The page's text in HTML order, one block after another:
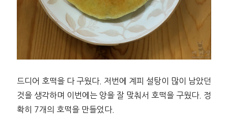
드디어 호떡을 다 구웠다. 저번에 계피 설탕이 많이 남았던
것을 생각하며 이번에는 양을 잘 맞춰서 호떡을 구웠다. 정
확히 7개의 호떡을 만들었다.